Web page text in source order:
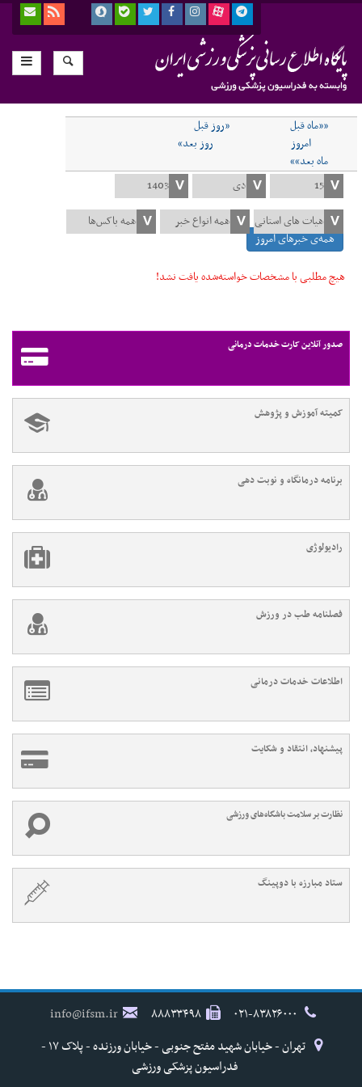
««ماه قبل
«روز قبل
امروز
روز بعد»
ماه بعد»»
همه‌ی خبرهای امروز
هیچ مطلبی با مشخصات خواسته‌شده یافت نشد!
صدور آنلاین کارت خدمات درمانی
کمیته آموزش و پژوهش
برنامه درمانگاه و نوبت دهی
رادیولوژی
فصلنامه طب در ورزش
اطلاعات خدمات درمانی
پیشنهاد، انتقاد و شکایت
نظارت بر سلامت باشگاه‌های ورزشی
ستاد مبارزه با دوپینگ
۸۸۸۳۳۴۹۸
info@ifsm.ir
تهران - خیابان شهید مفتح جنوبی - خیابان ورزنده - پلاک ۱۷ -
فدراسیون پزشکی ورزشی